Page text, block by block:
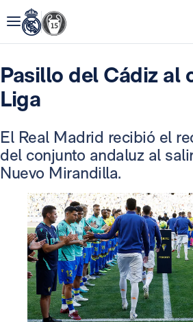
Pasillo del Cádiz al
Liga
El Real Madrid recibió el
del conjunto andaluz al
Nuevo Mirandilla.